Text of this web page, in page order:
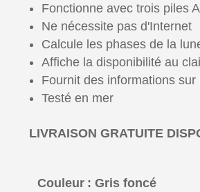
Fonctionne avec trois piles
Ne nécessite pas d'Internet
Calcule les phases de la
Affiche la disponibilité au
Fournit des informations
Testé en mer
LIVRAISON GRATUITE
Couleur : Gris foncé